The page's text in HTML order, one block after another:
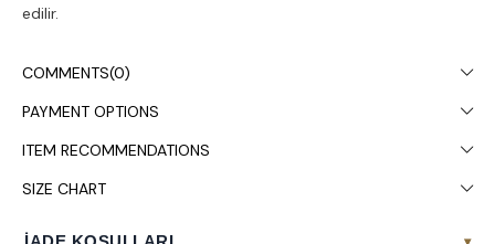
edilir.
COMMENTS(0)
PAYMENT OPTIONS
ITEM RECOMMENDATIONS
SIZE CHART